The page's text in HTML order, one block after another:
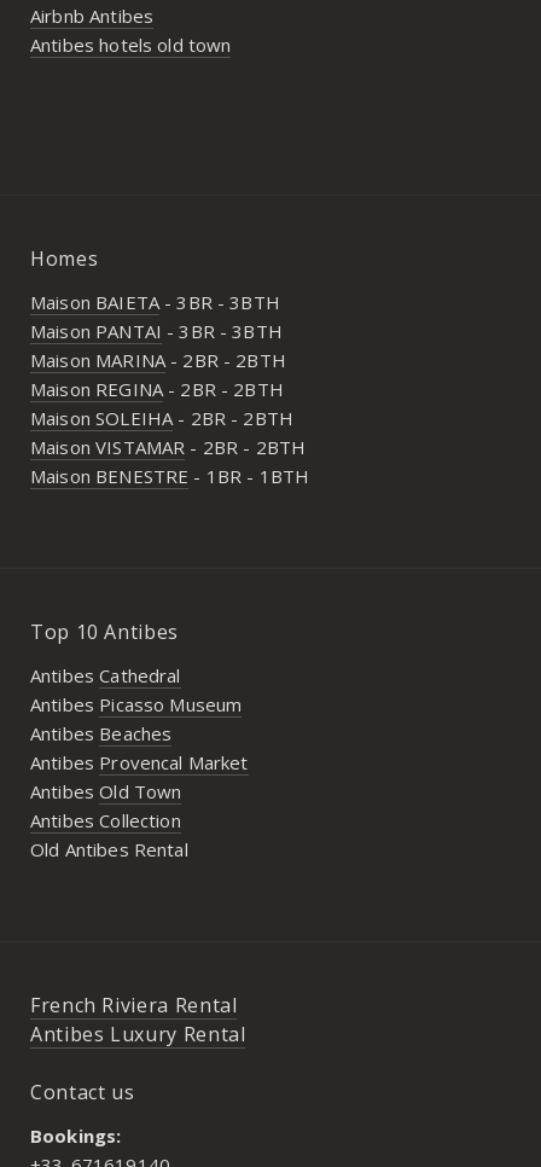
Airbnb Antibes
Antibes hotels old town
Homes
Maison BAIETA- 3BR - 3BTH
Maison PANTAI - 3BR - 3BTH
Maison MARINA- 2BR - 2BTH
Maison REGINA- 2BR - 2BTH
Maison SOLEIHA - 2BR - 2BTH
Maison VISTAMAR - 2BR - 2BTH
Maison BENESTRE - 1BR - 1BTH
Top 10 Antibes
AntibesCathedral
Antibes Picasso Museum
Antibes Beaches
Antibes Provencal Market
AntibesOld Town
Antibes Collection
Old Antibes Rental
French Riviera Rental
Antibes Luxury Rental
Contact us
Bookings: